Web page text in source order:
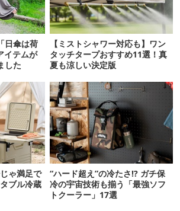
日傘は荷
イテムが
した
【ミストシャワー対応も】ワン
タッチタープおすすめ11選！真
夏も涼しい決定版
ゃ満足で
ブル冷蔵
“ハード超え”の冷たさ!? ガチ保
冷の宇宙技術も揃う「最強ソフ
トクーラー」17選